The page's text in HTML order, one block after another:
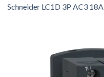
Schneider LC1D 3P AC3 18A